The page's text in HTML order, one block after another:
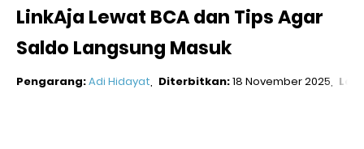
LinkAja Lewat BCA dan Tips Agar
Saldo Langsung Masuk
Pengarang:Adi Hidayat Diterbitkan:18 November 2025